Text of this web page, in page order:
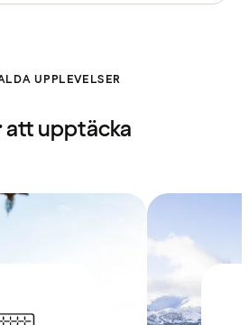
UPPLEVELSER
att upptäcka